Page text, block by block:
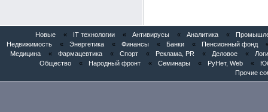
Новые « IT технологии « Антивирусы « Аналитика «
Недвижимость
« Энергетика « Финансы « Банки « Пенсионный фонд
Медицина
« Фармацевтика « Спорт « Реклама, PR « Деловое «
Общество
« Народный фронт « Семинары « РуНет, Web «
Прочие